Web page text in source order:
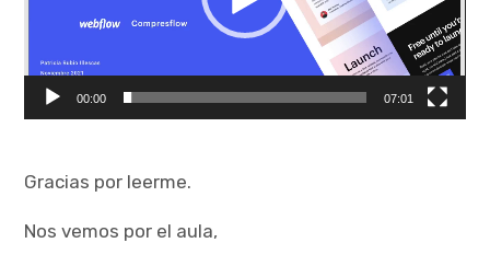
00:00 07:01
Gracias por leerme.
Nos vemos por el aula,